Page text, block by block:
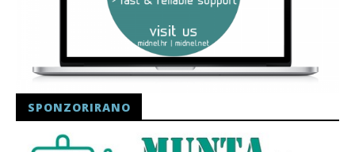
SPONZORIRANO